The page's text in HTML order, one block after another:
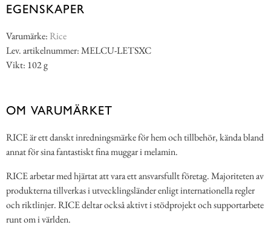
EGENSKAPER
Varumärke: Rice
Lev. artikelnummer: MELCU-LETSXC
Vikt: 102 g
OM VARUMÄRKET
RICE är ett danskt inredningsmärke för hem och tillbehör, kända bland
annat för sina fantastiskt fina muggar i melamin.
RICE arbetar med hjärtat att vara ett ansvarsfullt företag. Majoriteten av
produkterna tillverkas i utvecklingsländer enligt internationella regler
och riktlinjer. RICE deltar också aktivt i stödprojekt och supportarbete
runt om i världen.